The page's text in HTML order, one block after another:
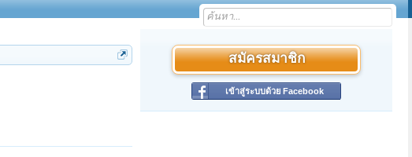
สมัครสมาชิก
เข้าสู่ระบบด้วย Facebook